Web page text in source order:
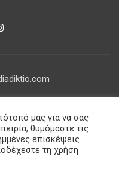
μας για να σας
θυμόμαστε τις
επισκέψεις.
τη χρήση